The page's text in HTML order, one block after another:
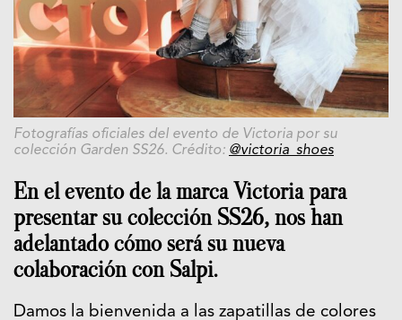
Fotografías oficiales del evento de Victoria por su
colección Garden SS26. Crédito: @victoria_shoes
En el evento de la marcaVictoriapara
presentar su colección SS26, nos han
adelantado cómo será su nueva
colaboración con Salpi.
Damos la bienvenida a las zapatillas de colores